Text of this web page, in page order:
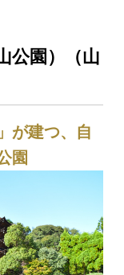
公園）（山
が建つ、自
園